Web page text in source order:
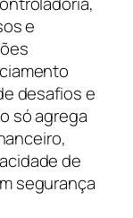
e
desafios e
só agrega
de
segurança